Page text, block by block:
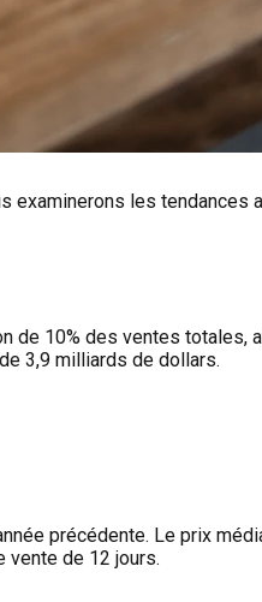
examinerons les tendances
de 10% des ventes totales,
3,9 milliards de dollars.
précédente. Le prix
vente de 12 jours.